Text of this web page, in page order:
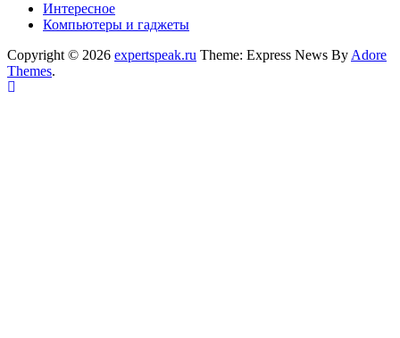
Интересное
Компьютеры и гаджеты
Copyright © 2026 expertspeak.ru Theme: Express News By Adore
Themes.